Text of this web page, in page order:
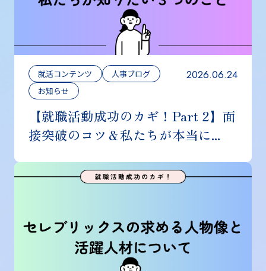
就活コンテンツ
人事ブログ
お知らせ
2026.06.24
【就職活動成功のカギ！Part 2】面
接突破のコツ＆私たちが本当に...